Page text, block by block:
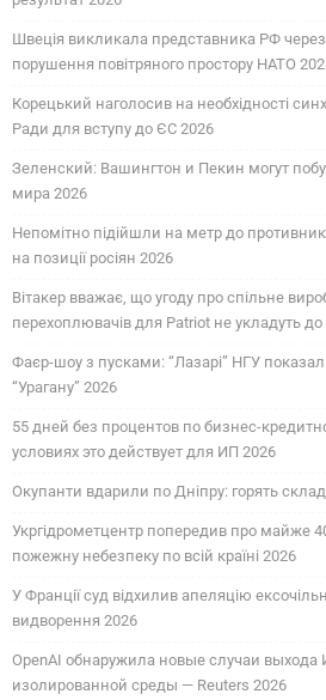
Швеція викликала представника РФ через
порушення повітряного простору НАТО
Корецький наголосив на необхідності
Ради для вступу до ЄС 2026
Зеленский: Вашингтон и Пекин могут
мира 2026
Непомітно підійшли на метр до
на позиції росіян 2026
Вітакер вважає, що угоду про спільне
перехоплювачів для Patriot не укладуть
Фаєр-шоу з пусками: “Лазарі” НГУ
“Урагану” 2026
55 дней без процентов по бизнес-
условиях это действует для ИП 2026
Окупанти вдарили по Дніпру: горять
Укргідрометцентр попередив про майже
пожежну небезпеку по всій країні 2026
У Франції суд відхилив апеляцію
видворення 2026
OpenAI обнаружила новые случаи выхода
изолированной среды — Reuters 2026